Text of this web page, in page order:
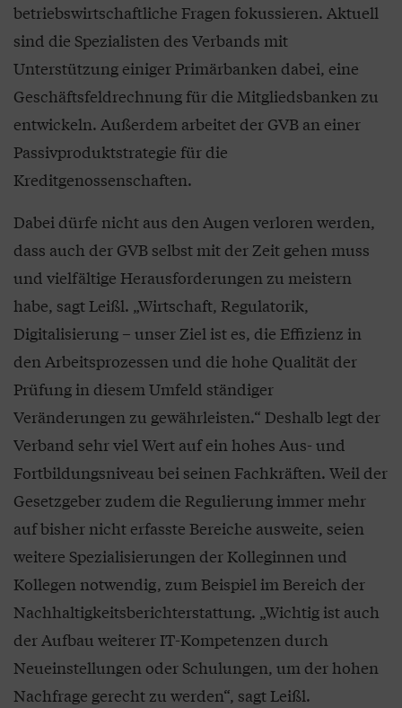
betriebswirtschaftliche Fragen fokussieren. Aktuell
sind die Spezialisten des Verbands mit
Unterstützung einiger Primärbanken dabei, eine
Geschäftsfeldrechnung für die Mitgliedsbanken zu
entwickeln. Außerdem arbeitet der GVB an einer
Passivproduktstrategie für die
Kreditgenossenschaften.
Dabei dürfe nicht aus den Augen verloren werden,
dass auch der GVB selbst mit der Zeit gehen muss
und vielfältige Herausforderungen zu meistern
habe, sagt Leißl. „Wirtschaft, Regulatorik,
Digitalisierung – unser Ziel ist es, die Effizienz in
den Arbeitsprozessen und die hohe Qualität der
Prüfung in diesem Umfeld ständiger
Veränderungen zu gewährleisten.“ Deshalb legt der
Verband sehr viel Wert auf ein hohes Aus- und
Fortbildungsniveau bei seinen Fachkräften. Weil der
Gesetzgeber zudem die Regulierung immer mehr
auf bisher nicht erfasste Bereiche ausweite, seien
weitere Spezialisierungen der Kolleginnen und
Kollegen notwendig, zum Beispiel im Bereich der
Nachhaltigkeitsberichterstattung. „Wichtig ist auch
der Aufbau weiterer IT-Kompetenzen durch
Neueinstellungen oder Schulungen, um der hohen
Nachfrage gerecht zu werden“, sagt Leißl.